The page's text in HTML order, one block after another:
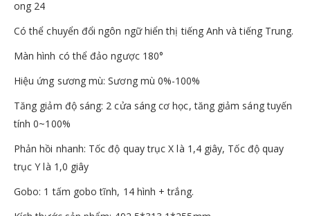
ong 24
Có thể chuyển đổi ngôn ngữ hiển thị tiếng Anh và tiếng Trung.
Màn hình có thể đảo ngược 180°
Hiệu ứng sương mù: Sương mù 0%-100%
Tăng giảm độ sáng: 2 cửa sáng cơ học, tăng giảm sáng tuyến
tính 0~100%
Phản hồi nhanh: Tốc độ quay trục X là 1,4 giây, Tốc độ quay
trục Y là 1,0 giây
Gobo: 1 tấm gobo tĩnh, 14 hình + trắng.